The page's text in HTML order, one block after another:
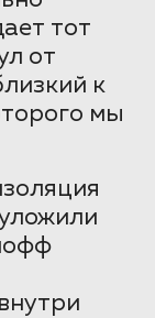
тот
от
к
мы